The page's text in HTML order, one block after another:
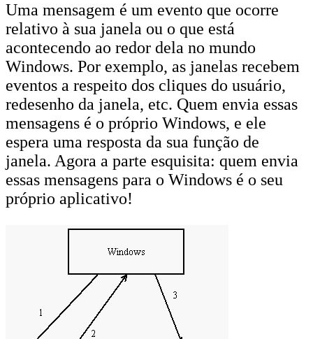
Uma mensagem é um evento que ocorre
relativo à sua janela ou o que está
acontecendo ao redor dela no mundo
Windows. Por exemplo, as janelas recebem
eventos a respeito dos cliques do usuário,
redesenho da janela, etc. Quem envia essas
mensagens é o próprio Windows, e ele
espera uma resposta da sua função de
janela. Agora a parte esquisita: quem envia
essas mensagens para o Windows é o seu
próprio aplicativo!